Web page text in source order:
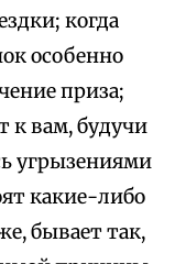
когда
особенно
приза;
к вам, будучи
угрызениями
какие-либо
бывает так,